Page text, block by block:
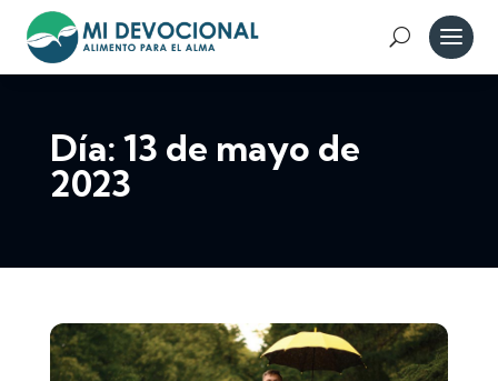
Día: 13 de mayo de
2023